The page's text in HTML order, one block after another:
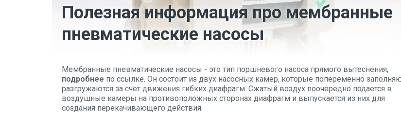
Полезная информация про мембранные
пневматические насосы
Мембранные пневматические насосы - это тип поршневого насоса прямого вытеснения,
подробнее по ссылке. Он состоит из двух насосных камер, которые попеременно
разгружаются за счет движения гибких диафрагм. Сжатый воздух поочередно подается в
воздушные камеры на противоположных сторонах диафрагм и выпускается из них для
создания перекачивающего действия.